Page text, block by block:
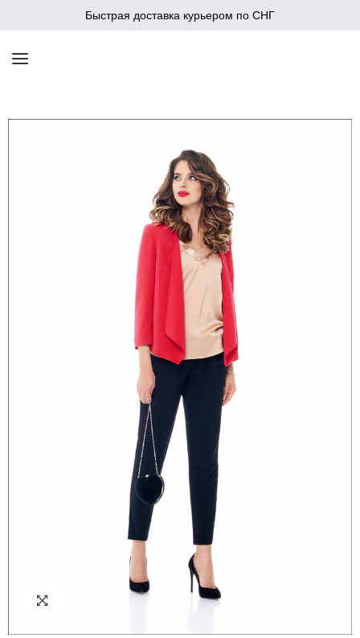
Быстрая доставка курьером по СНГ